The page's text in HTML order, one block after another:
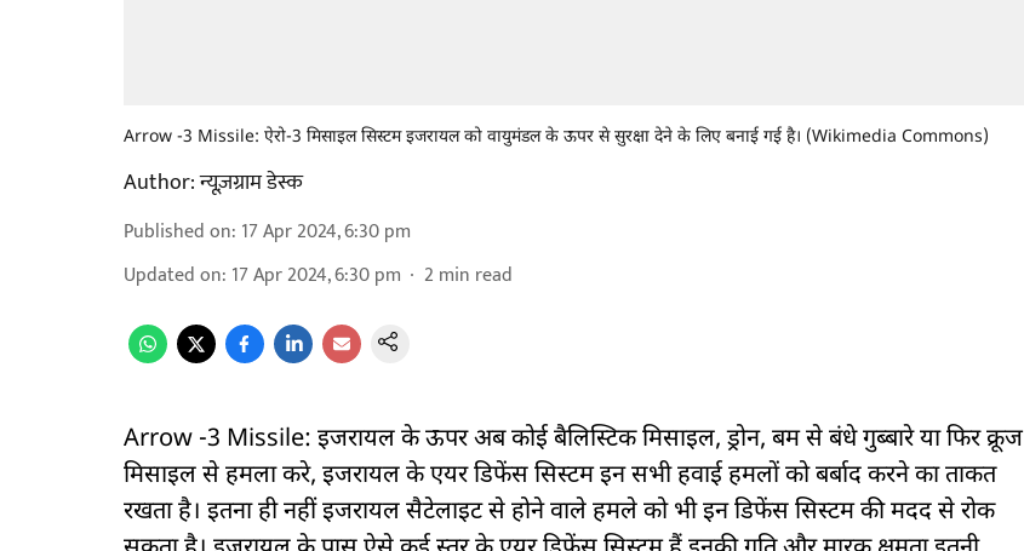
Arrow -3 Missile: ऐरो-3 मिसाइल सिस्टम इजरायल को वायुमंडल के ऊपर से सुरक्षा देने के लिए बनाई गई है। (Wikimedia Commons)
Author:न्यूज़ग्राम डेस्क
Published on: 17 Apr 2024, 6:30 pm
Updated on: 17 Apr 2024, 6:30 pm 2 min read
Arrow -3 Missile: इजरायल के ऊपर अब कोई बैलिस्टिक मिसाइल, ड्रोन, बम से बंधे गुब्बारे या फिर क्रूज
मिसाइल से हमला करे, इजरायल के एयर डिफेंस सिस्टम इन सभी हवाई हमलों को बर्बाद करने का ताकत
रखता है। इतना ही नहीं इजरायल सैटेलाइट से होने वाले हमले को भी इन डिफेंस सिस्टम की मदद से रोक